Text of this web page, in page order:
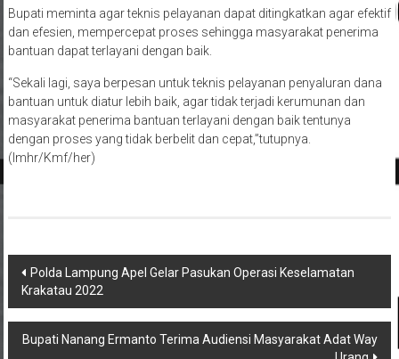
Bupati meminta agar teknis pelayanan dapat ditingkatkan agar efektif
dan efesien, mempercepat proses sehingga masyarakat penerima
bantuan dapat terlayani dengan baik.
“Sekali lagi, saya berpesan untuk teknis pelayanan penyaluran dana
bantuan untuk diatur lebih baik, agar tidak terjadi kerumunan dan
masyarakat penerima bantuan terlayani dengan baik tentunya
dengan proses yang tidak berbelit dan cepat,”tutupnya.
(lmhr/Kmf/her)
Navigasi
pos
Polda Lampung Apel Gelar Pasukan Operasi Keselamatan
Krakatau 2022
Bupati Nanang Ermanto Terima Audiensi Masyarakat Adat Way